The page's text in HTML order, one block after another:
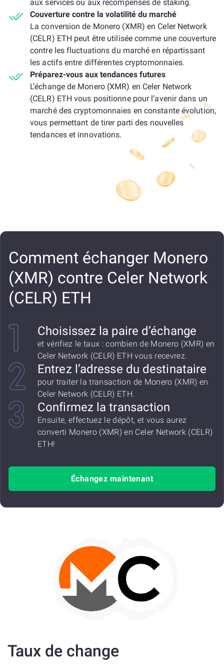
aux services ou aux récompenses de staking.
Couverture contre la volatilité du marché
La conversion de Monero (XMR) en Celer Network
(CELR) ETH peut être utilisée comme une couverture
contre les fluctuations du marché en répartissant
les actifs entre différentes cryptomonnaies.
Préparez-vous aux tendances futures
L’échange de Monero (XMR) en Celer Network
(CELR) ETH vous positionne pour l’avenir dans un
marché des cryptomonnaies en constante évolution,
vous permettant de tirer parti des nouvelles
tendances et innovations.
Comment échanger Monero
(XMR) contre Celer Network
(CELR) ETH
Choisissez la paire d’échange
et vérifiez le taux : combien de Monero (XMR) en
Celer Network (CELR) ETH vous recevrez.
Entrez l’adresse du destinataire
pour traiter la transaction de Monero (XMR) en
Celer Network (CELR) ETH.
Confirmez la transaction
Ensuite, effectuez le dépôt, et vous aurez
converti Monero (XMR) en Celer Network (CELR)
ETH!
Échangez maintenant
Taux de change